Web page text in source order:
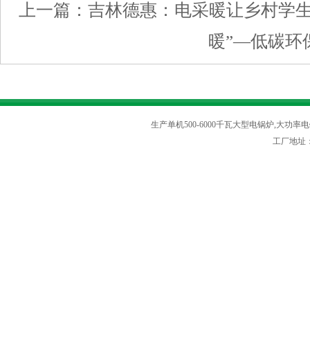
上一篇： 吉林德惠：电采暖让乡村学
暖”—低碳环
生产单机500-6000千瓦大型电锅炉,大功率
工厂地址